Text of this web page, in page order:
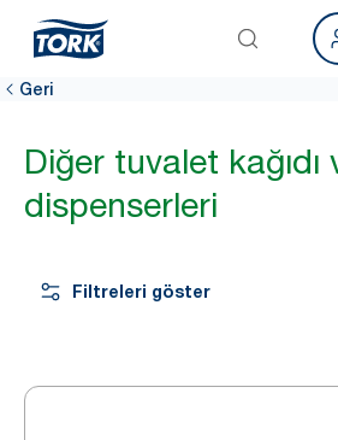
Geri
Diğer tuvalet kağıdı
dispenserleri
Filtreleri göster